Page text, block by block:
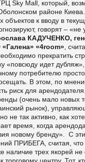
Sky Mall, который,
районе
объектов к вводу в
говорят – «не
КАДУЧЕНКО,
«4room» ,
прекратить
«повсюду идет дубляж»,
потребителю
В этом, по
риск для
(очень мало новых
рынок),
не так активно, как
время, когда
новому бренду». С
ПРИБЕГА, считая,
наличие трех якорей не
торговому центру. Тот,